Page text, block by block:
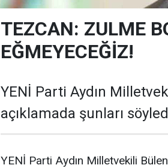
TEZCAN: ZULME
EĞMEYECEĞİZ!
YENİ Parti Aydın
açıklamada şunları
YENİ Parti Aydın Milletvekili